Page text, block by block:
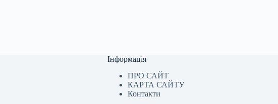
Інформація
ПРО САЙТ
КАРТА САЙТУ
Контакти